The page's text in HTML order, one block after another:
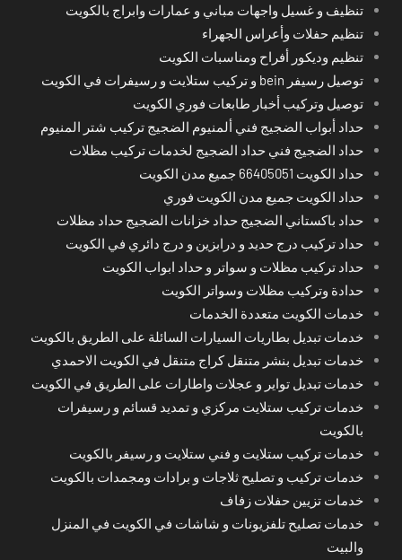
تنظيف و غسيل واجهات مباني و عمارات وابراج بالكويت
تنظيم حفلات وأعراس الجهراء
تنظيم وديكور أفراح ومناسبات الكويت
توصيل رسيفر bein و تركيب ستلايت و رسيفرات في الكويت
توصيل وتركيب أخبار طابعات فوري الكويت
حداد أبواب الضجيج فني ألمنيوم الضجيج تركيب شتر المنيوم
حداد الضجيج فني حداد الضجيج لخدمات تركيب مظلات
حداد الكويت 66405051 جميع مدن الكويت
حداد الكويت جميع مدن الكويت فوري
حداد باكستاني الضجيج حداد خزانات الضجيج حداد مظلات
حداد تركيب درج حديد و درابزين و درج دائري في الكويت
حداد تركيب مظلات و سواتر و حداد ابواب الكويت
حدادة وتركيب مظلات وسواتر الكويت
خدمات الكويت متعددة الخدمات
خدمات تبديل بطاريات السيارات السائلة على الطريق بالكويت
خدمات تبديل بنشر متنقل كراج متنقل في الكويت الاحمدي
خدمات تبديل تواير و عجلات واطارات على الطريق في الكويت
خدمات تركيب ستلايت مركزي و تمديد قسائم و رسيفرات
بالكويت
خدمات تركيب ستلايت و فني ستلايت و رسيفر بالكويت
خدمات تركيب و تصليح ثلاجات و برادات ومجمدات بالكويت
خدمات تزيين حفلات زفاف
خدمات تصليح تلفزيونات و شاشات في الكويت في المنزل
والبيت